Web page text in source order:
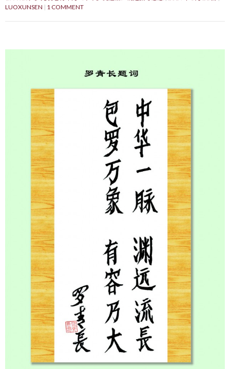
LUOXUNSEN
1 COMMENT